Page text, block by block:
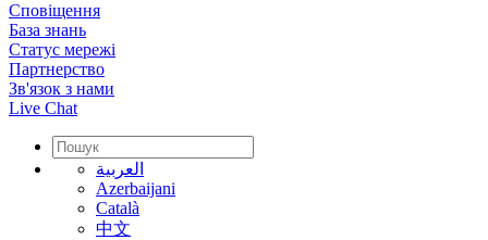
Сповіщення
База знань
Статус мережі
Партнерство
Зв'язок з нами
Live Chat
العربية
Azerbaijani
Català
中文